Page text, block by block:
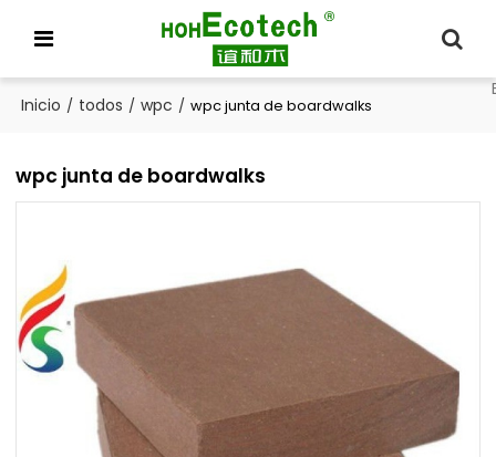
Inicio / todos / wpc / wpc junta de boardwalks
wpc junta de boardwalks